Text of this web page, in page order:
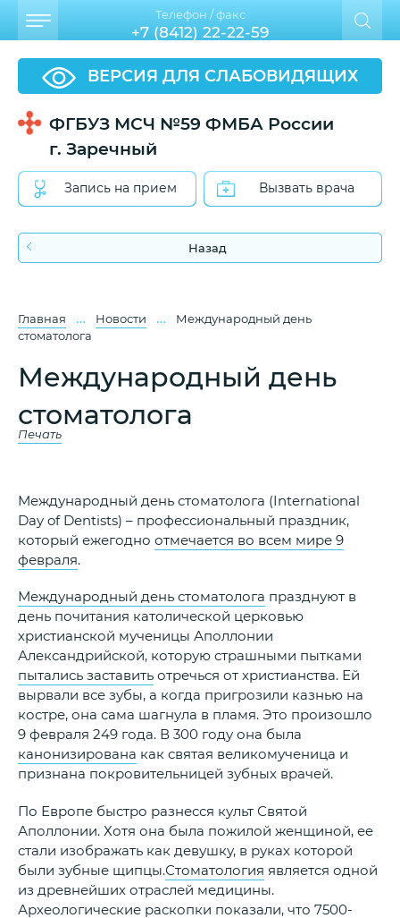
ВЕРСИЯ ДЛЯ СЛАБОВИДЯЩИХ
ФГБУЗ МСЧ №59 ФМБА России
г. Заречный
Запись на прием Вызвать врача
Телефон / факс
+7 (8412) 22-22-59
Назад
Главная … Новости …
Международный день
стоматолога
Международный день
стоматолога
Печать
Международный день стоматолога (International
Day of Dentists) – профессиональный праздник,
который ежегодно отмечается во всем мире 9
февраля
Международный день стоматолога празднуют в
день почитания католической церковью
христианской мученицы Аполлонии
Александрийской, которую страшными пытками
пытались заставить отречься от христианства. Ей
вырвали все зубы, а когда пригрозили казнью на
костре, она сама шагнула в пламя. Это произошло
9 февраля 249 года. В 300 году она была
канонизирована как святая великомученица и
признана покровительницей зубных врачей.
По Европе быстро разнесся культ Святой
Аполлонии. Хотя она была пожилой женщиной, ее
стали изображать как девушку, в руках которой
были зубные щипцы. Стоматология является одной
из древнейших отраслей медицины.
Археологические раскопки показали, что 7500-